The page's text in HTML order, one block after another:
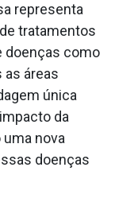
representa
tratamentos
doenças como
as áreas
única
da
nova
doenças